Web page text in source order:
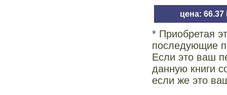
цена: 66.37
* Приобретая
последующие
Если это ваш
данную книги
если же это